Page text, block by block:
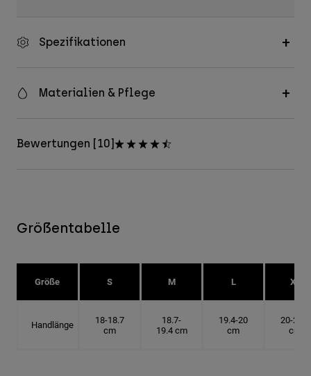
Spezifikationen
Materialien & Pflege
Bewertungen [10]
Größentabelle
Größe S M L XL
Handlänge
18-18.7
cm
18.7-
19.4 cm
19.4-20
cm
20-20.6
cm